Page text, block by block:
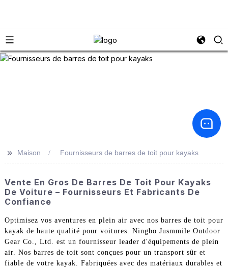
>> Maison Fournisseurs de barres de toit pour kayaks
Vente En Gros De Barres De Toit Pour Kayaks
De Voiture – Fournisseurs Et Fabricants De
Confiance
Optimisez vos aventures en plein air avec nos barres de toit pour
kayak de haute qualité pour voitures. Ningbo Jusmmile Outdoor
Gear Co., Ltd. est un fournisseur leader d'équipements de plein
air. Nos barres de toit sont conçues pour un transport sûr et
fiable de votre kayak. Fabriquées avec des matériaux durables et